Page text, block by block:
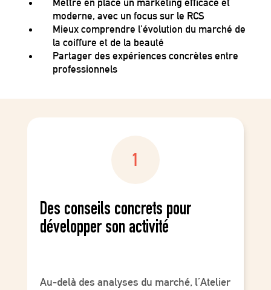
Mettre en place un marketing efficace et
moderne, avec un focus sur le RCS
Mieux comprendre l’évolution du marché de
la coiffure et de la beauté
Partager des expériences concrètes entre
professionnels
Des conseils concrets pour
développer son activité
Au-delà des analyses du marché, l’Atelier